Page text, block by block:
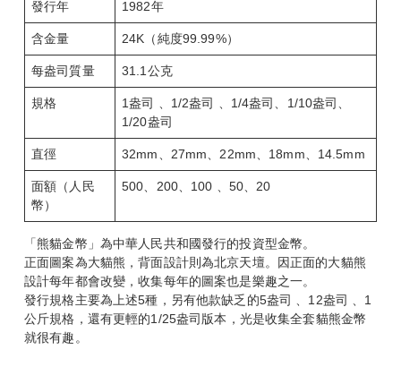
發行年 1982年
含金量 24K（純度99.99%）
每盎司質量 31.1公克
規格
1盎司 、1/2盎司 、1/4盎司、1/10盎司、
1/20盎司
直徑 32mm、27mm、22mm、18mm、14.5mm
面額（人民
幣）
500、200、100 、50、20
「熊貓金幣」為中華人民共和國發行的投資型金幣。
正面圖案為大貓熊，背面設計則為北京天壇。因正面的大貓熊
設計每年都會改變，收集每年的圖案也是樂趣之一。
發行規格主要為上述5種，另有他款缺乏的5盎司 、12盎司 、1
公斤規格，還有更輕的1/25盎司版本，光是收集全套貓熊金幣
就很有趣。